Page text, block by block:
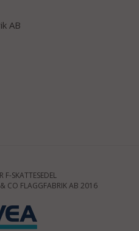
AB
F-SKATTESEDEL
CO FLAGGFABRIK AB 2016